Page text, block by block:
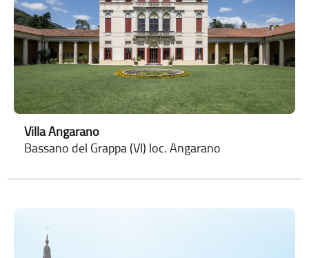
Villa Angarano
Bassano del Grappa (VI) loc. Angarano